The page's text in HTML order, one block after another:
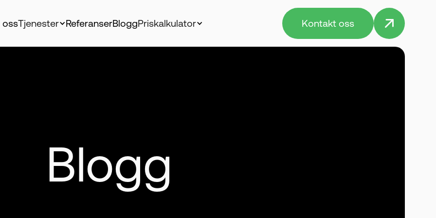
ossTjenester ReferanserBloggPriskalkulator Kontakt oss
Blogg